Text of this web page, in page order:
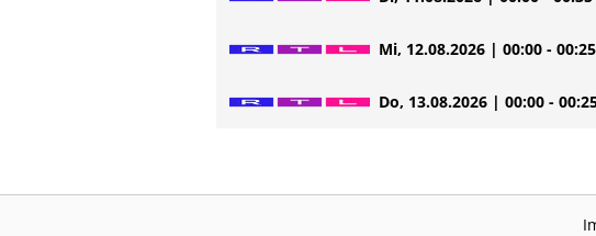
Mi, 12.08.2026 | 00:00 - 00:25
Do, 13.08.2026 | 00:00 -